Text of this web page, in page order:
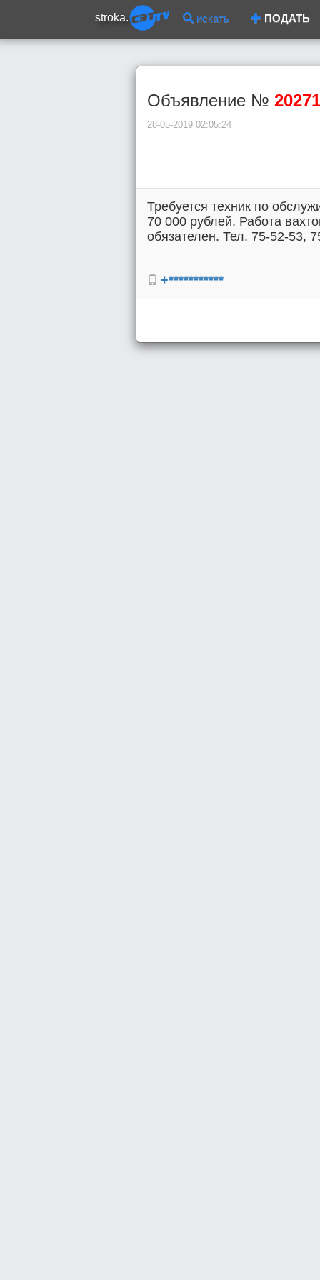
stroka. искать ПОДАТЬ
Объявление № 20271
28-05-2019 02:05:24
Требуется техник по
70 000 рублей. Работа
обязателен. Тел. 75-52-53,
+***********